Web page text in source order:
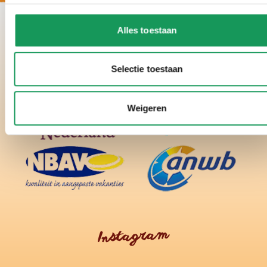
Alles toestaan
Selectie toestaan
Weigeren
Instagram